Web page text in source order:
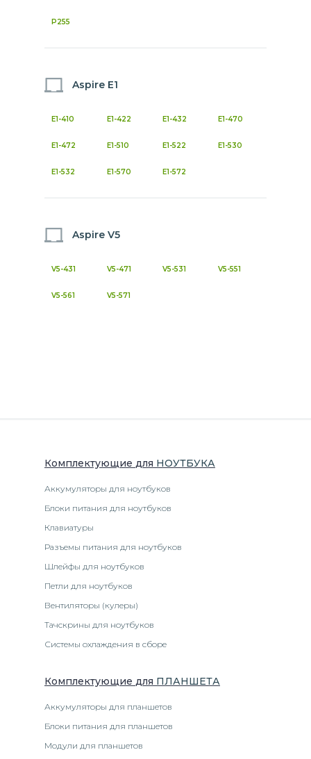
P255
Aspire E1
E1-410 E1-422 E1-432 E1-470
E1-472 E1-510 E1-522 E1-530
E1-532 E1-570 E1-572
Aspire V5
V5-431 V5-471 V5-531 V5-551
V5-561 V5-571
Комплектующие для НОУТБУКА
Аккумуляторы для ноутбуков
Блоки питания для ноутбуков
Клавиатуры
Разъемы питания для ноутбуков
Шлейфы для ноутбуков
Петли для ноутбуков
Вентиляторы (кулеры)
Тачскрины для ноутбуков
Системы охлаждения в сборе
Комплектующие для ПЛАНШЕТА
Аккумуляторы для планшетов
Блоки питания для планшетов
Модули для планшетов